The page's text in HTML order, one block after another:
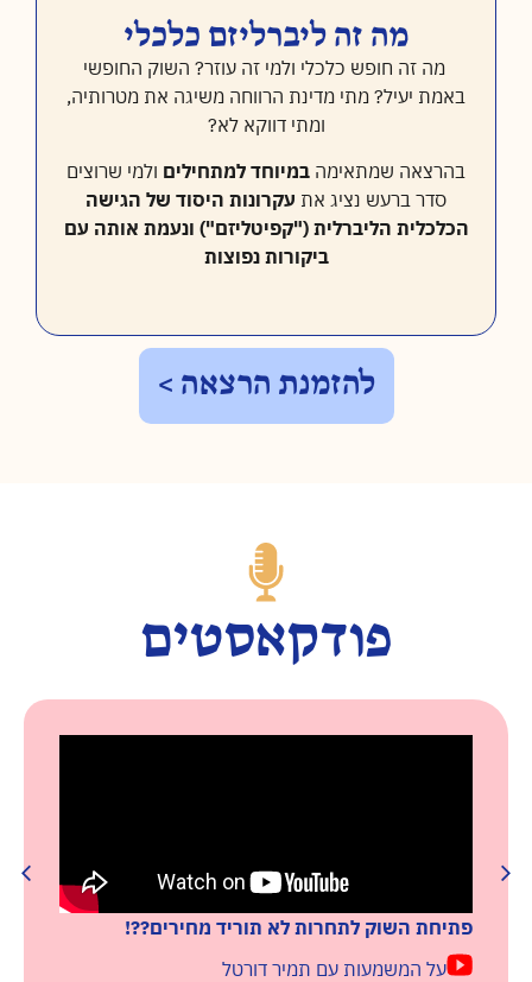
מה זה ליברליזם כלכלי
מה זה חופש כלכלי ולמי זה עוזר? השוק החופשי
באמת יעיל? מתי מדינת הרווחה משיגה את מטרותיה,
ומתי דווקא לא?
בהרצאה שמתאימה במיוחד למתחילים ולמי שרוצים
סדר ברעש נציג את עקרונות היסוד של הגישה
הכלכלית הליברלית ("קפיטליזם") ונעמת אותה עם
ביקורות נפוצות
להזמנת הרצאה >
פודקאסטים
פתיחת השוק לתחרות לא תוריד מחירים??!
על המשמעות עם תמיר דורטל